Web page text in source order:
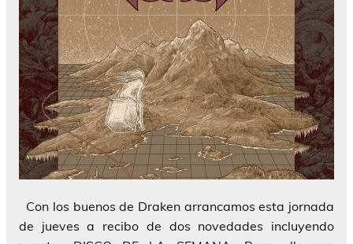
Con los buenos de Draken arrancamos esta jornada
de jueves a recibo de dos novedades incluyendo